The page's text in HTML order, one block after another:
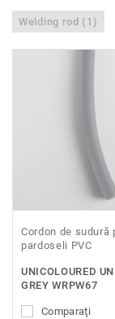
Welding rod (1)
Cordon de sudură
pardoseli PVC
UNICOLOURED
GREY WRPW67
Comparaţi